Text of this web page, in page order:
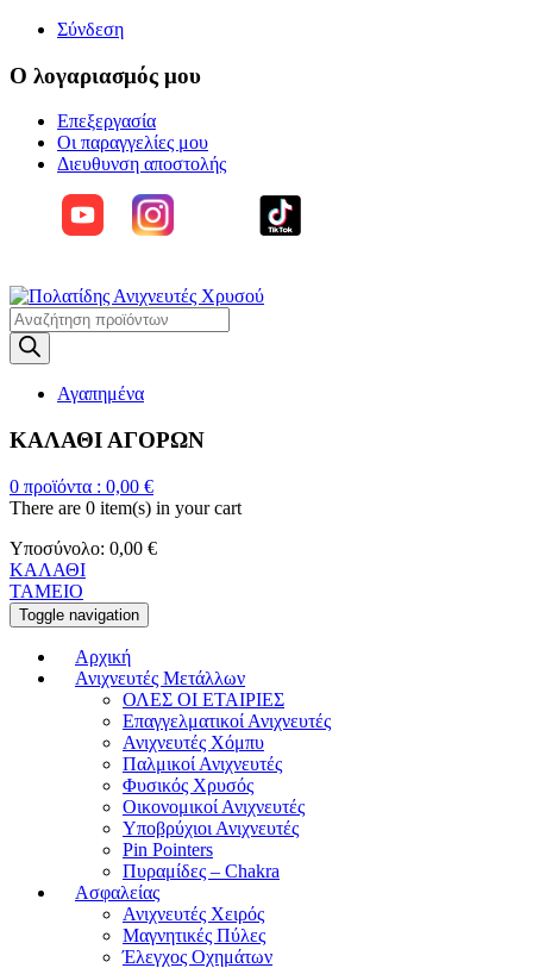
Σύνδεση
Ο λογαριασμός μου
Επεξεργασία
Οι παραγγελίες μου
Διευθυνση αποστολής
Products
search
Αγαπημένα
ΚΑΛΑΘΙ ΑΓΟΡΩΝ
0 προϊόντα : 0,00 €
There are 0 item(s) in your cart
Υποσύνολο: 0,00 €
ΚΑΛΑΘΙ
ΤΑΜΕΙΟ
Toggle navigation
Αρχική
Ανιχνευτές Μετάλλων
ΟΛΕΣ ΟΙ ΕΤΑΙΡΙΕΣ
Επαγγελματικοί Ανιχνευτές
Ανιχνευτές Χόμπυ
Παλμικοί Ανιχνευτές
Φυσικός Χρυσός
Οικονομικοί Ανιχνευτές
Υποβρύχιοι Ανιχνευτές
Pin Pointers
Πυραμίδες – Chakra
Ασφαλείας
Ανιχνευτές Χειρός
Μαγνητικές Πύλες
Έλεγχος Οχημάτων